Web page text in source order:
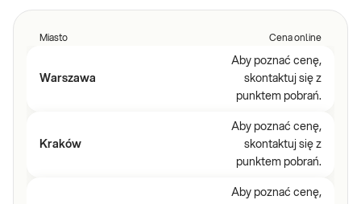
Miasto Cena online
Warszawa
Aby poznać cenę,
skontaktuj się z
punktem pobrań.
Kraków
Aby poznać cenę,
skontaktuj się z
punktem pobrań.
Aby poznać cenę,